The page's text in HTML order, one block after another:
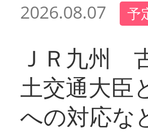
2026.08.07 予
ＪＲ九州
土交通大
への対応な